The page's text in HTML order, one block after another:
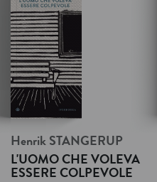
Henrik STANGERUP
L'UOMO CHE VOLEVA
ESSERE COLPEVOLE